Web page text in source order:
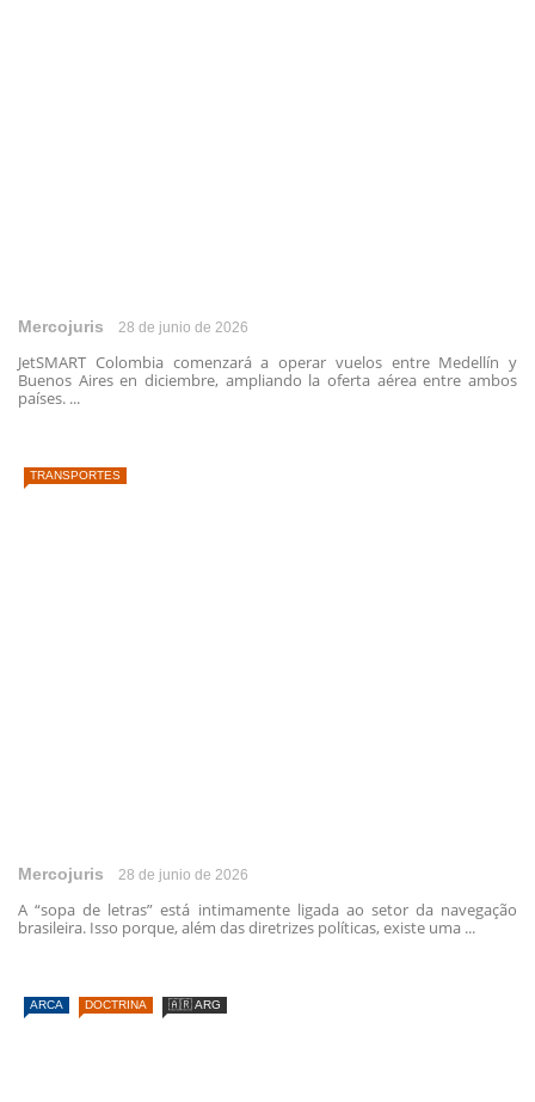
Mercojuris 28 de junio de 2026
JetSMART Colombia comenzará a operar vuelos entre Medellín y
Buenos Aires en diciembre, ampliando la oferta aérea entre ambos
países. ...
TRANSPORTES
Mercojuris 28 de junio de 2026
A “sopa de letras” está intimamente ligada ao setor da navegação
brasileira. Isso porque, além das diretrizes políticas, existe uma ...
ARCA DOCTRINA 🇦🇷 ARG